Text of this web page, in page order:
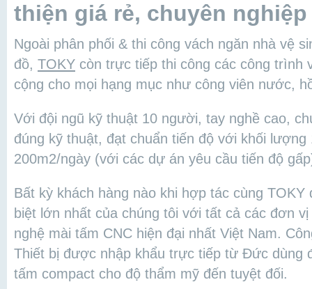
thiện giá rẻ, chuyên nghiệp
Ngoài phân phối & thi công vách ngăn nhà vệ
đồ, TOKY còn trực tiếp thi công các công trình
cộng cho mọi hạng mục như công viên nước,
Với đội ngũ kỹ thuật 10 người, tay nghề cao,
đúng kỹ thuật, đạt chuẩn tiến độ với khối lượng
200m2/ngày (với các dự án yêu cầu tiến độ
Bất kỳ khách hàng nào khi hợp tác cùng TOKY
biệt lớn nhất của chúng tôi với tất cả các đơn
nghệ mài tấm CNC hiện đại nhất Việt Nam.
Thiết bị được nhập khẩu trực tiếp từ Đức dùng
tấm compact cho độ thẩm mỹ đến tuyệt đối.